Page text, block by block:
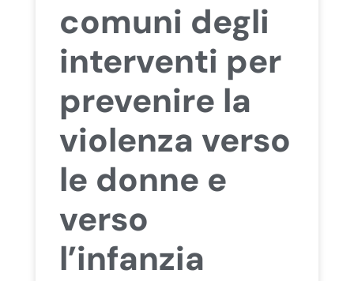
comuni degli
interventi per
prevenire la
violenza verso
le donne e
verso
l’infanzia